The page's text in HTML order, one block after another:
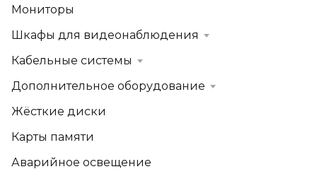
Мониторы
Шкафы для видеонаблюдения
Кабельные системы
Дополнительное оборудование
Жёсткие диски
Карты памяти
Аварийное освещение